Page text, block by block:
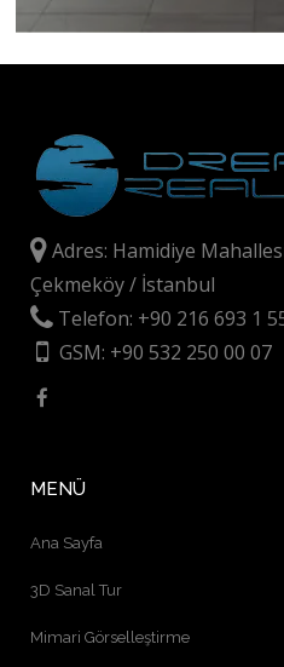
Adres: Hamidiye
Çekmeköy / İstanbul
Telefon: +90 216 693 1
GSM: +90 532 250 00 07
MENÜ
Ana Sayfa
3D Sanal Tur
Mimari Görselleştirme